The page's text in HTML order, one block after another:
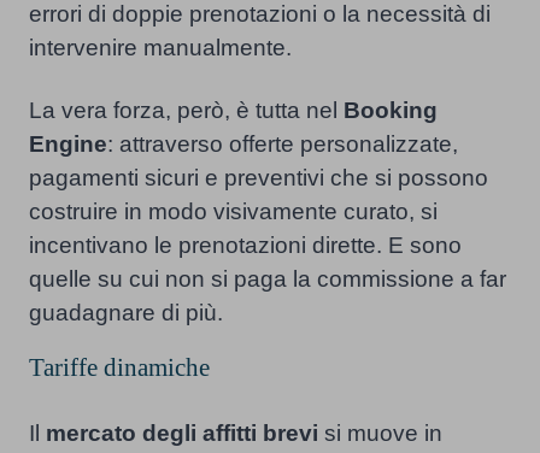
errori di doppie prenotazioni o la necessità di
intervenire manualmente.
La vera forza, però, è tutta nel Booking
Engine: attraverso offerte personalizzate,
pagamenti sicuri e preventivi che si possono
costruire in modo visivamente curato, si
incentivano le prenotazioni dirette. E sono
quelle su cui non si paga la commissione a far
guadagnare di più.
Tariffe dinamiche
Il mercato degli affitti brevi si muove in